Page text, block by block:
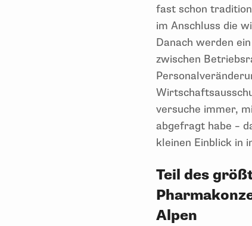
fast schon
im Anschluss die
Danach werden
zwischen
versuche immer,
abgefragt habe –
kleinen Einblick in
Teil des
Alpen